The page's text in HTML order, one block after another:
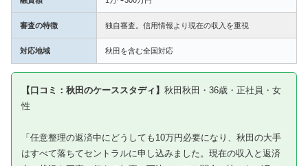
審査の特徴 独自審査。信用情報より現在の収入を重視
対応地域 秋田を含む全国対応
【口コミ：秋田のケーススタディ】 秋田秋田・36歳・正社員・女
性
「任意整理の返済中にどうしても10万円必要になり、秋田の大手
はすべて落ちてセントラルに申し込みました。現在の収入と返済